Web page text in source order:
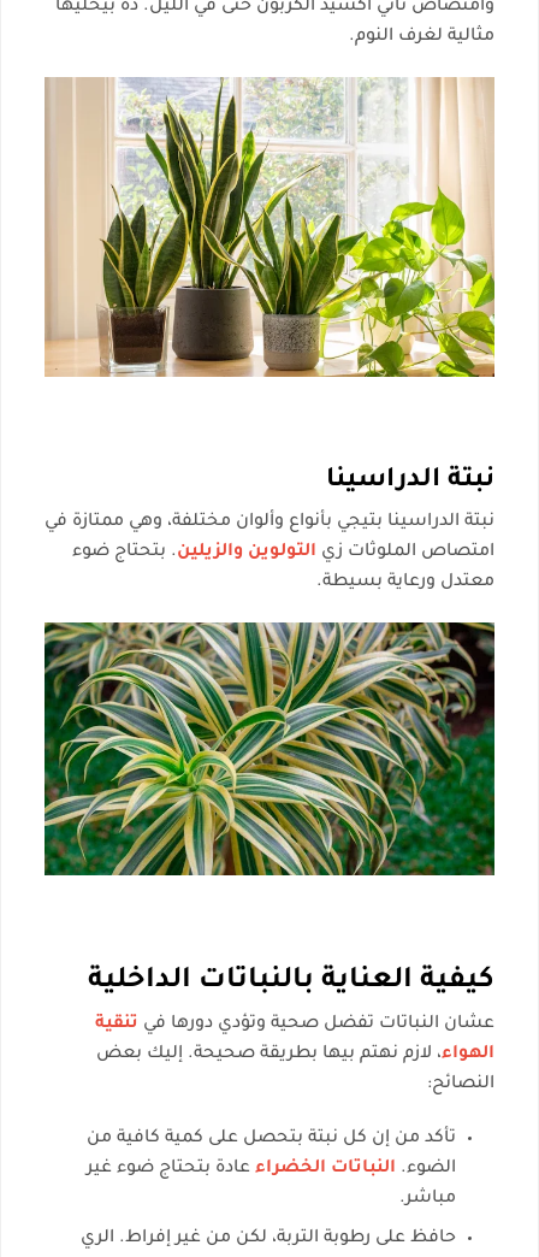
وامتصاص ثاني أكسيد الكربون حتى في الليل. ده بيخليها
مثالية لغرف النوم.
نبتة الدراسينا
نبتة الدراسينا بتيجي بأنواع وألوان مختلفة، وهي ممتازة في
امتصاص الملوثات زي التولوين والزيلين. بتحتاج ضوء
معتدل ورعاية بسيطة.
كيفية العناية بالنباتات الداخلية
عشان النباتات تفضل صحية وتؤدي دورها في تنقية
الهواء، لازم نهتم بيها بطريقة صحيحة. إليك بعض
النصائح:
تأكد من إن كل نبتة بتحصل على كمية كافية من
الضوء. النباتات الخضراء عادة بتحتاج ضوء غير
مباشر.
حافظ على رطوبة التربة، لكن من غير إفراط. الري